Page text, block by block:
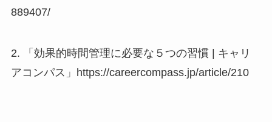
889407/
2. 「効果的時間管理に必要な５つの習慣 | キャリ
アコンパス」https://careercompass.jp/article/210